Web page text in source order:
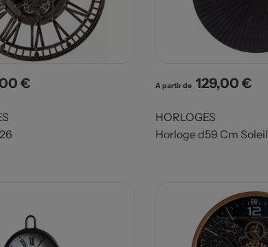
€ A partir de Prix
129,00 €
HORLOGES
Horloge d59 Cm Soleil